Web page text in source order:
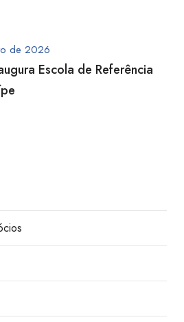
de 2026
Escola de Referência